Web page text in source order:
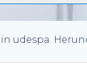
udespa.